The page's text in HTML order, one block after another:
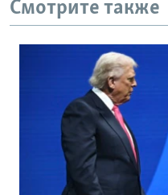
Смотрите также